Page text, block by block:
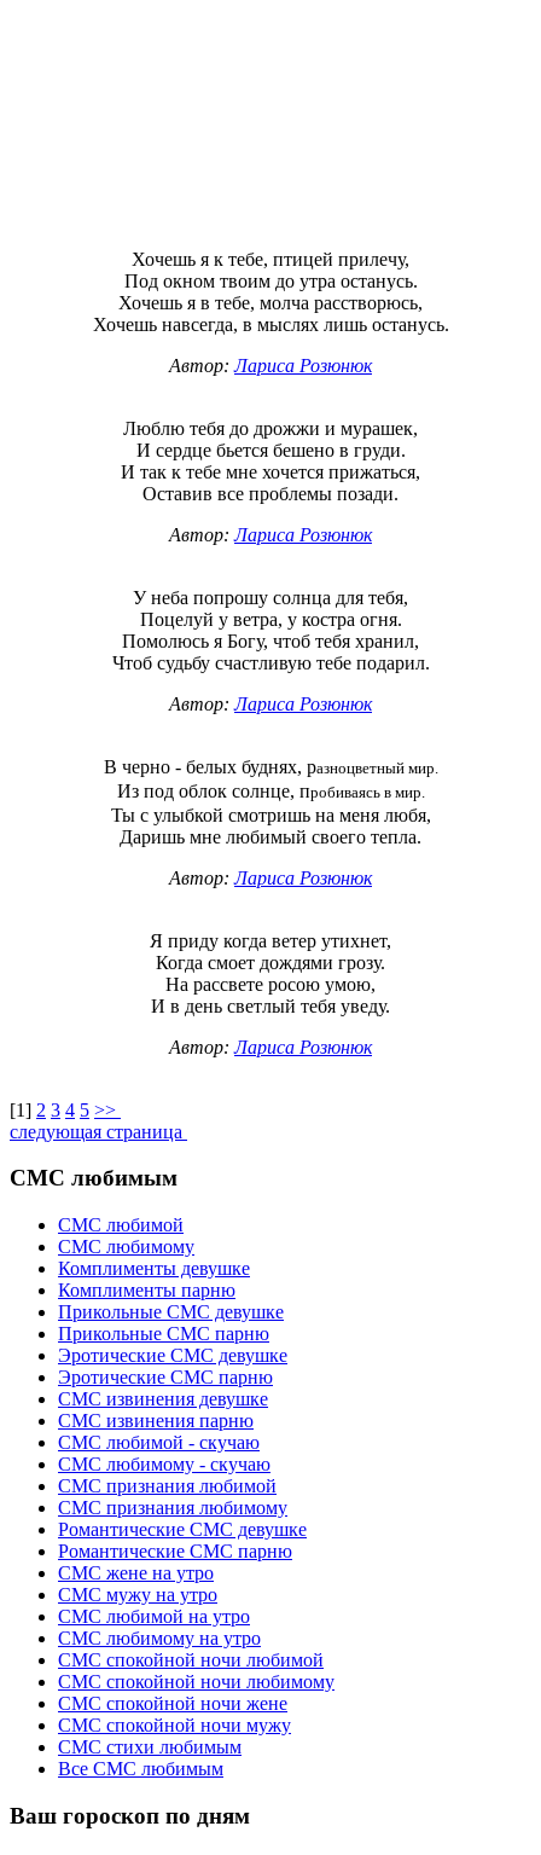
Хочешь я к тебе, птицей прилечу,
Под окном твоим до утра останусь.
Хочешь я в тебе, молча расстворюсь,
Хочешь навсегда, в мыслях лишь останусь.
Автор:Лариса Розюнюк
Люблю тебя до дрожжи и мурашек,
И сердце бьется бешено в груди.
И так к тебе мне хочется прижаться,
Оставив все проблемы позади.
Автор:Лариса Розюнюк
У неба попрошу солнца для тебя,
Поцелуй у ветра, у костра огня.
Помолюсь я Богу, чтоб тебя хранил,
Чтоб судьбу счастливую тебе подарил.
Автор:Лариса Розюнюк
В черно - белых буднях, разноцветный мир.
Из под облок солнце, пробиваясь в мир.
Ты с улыбкой смотришь на меня любя,
Даришь мне любимый своего тепла.
Автор:Лариса Розюнюк
Я приду когда ветер утихнет,
Когда смоет дождями грозу.
На рассвете росою умою,
И в день светлый тебя уведу.
Автор:Лариса Розюнюк
[1] 2 3 4 5 >>
следующая страница
СМС любимым
СМС любимой
СМС любимому
Комплименты девушке
Комплименты парню
Прикольные СМС девушке
Прикольные СМС парню
Эротические СМС девушке
Эротические СМС парню
СМС извинения девушке
СМС извинения парню
СМС любимой - скучаю
СМС любимому - скучаю
СМС признания любимой
СМС признания любимому
Романтические СМС девушке
Романтические СМС парню
СМС жене на утро
СМС мужу на утро
СМС любимой на утро
СМС любимому на утро
СМС спокойной ночи любимой
СМС спокойной ночи любимому
СМС спокойной ночи жене
СМС спокойной ночи мужу
СМС стихи любимым
Все СМС любимым
Ваш гороскоп по дням